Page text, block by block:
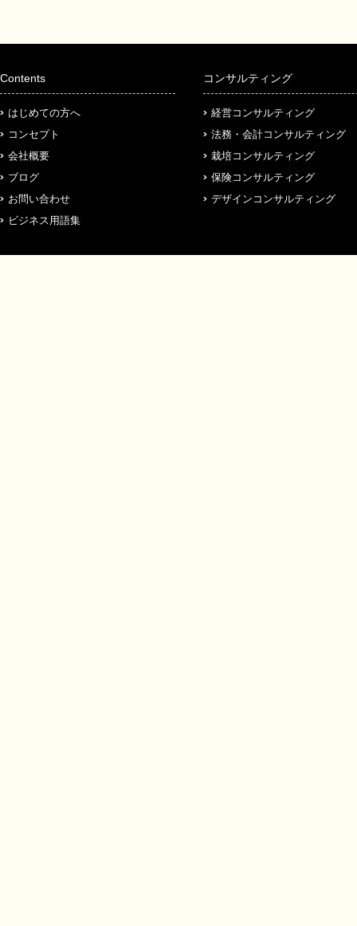
Contents
はじめての方へ
コンセプト
会社概要
ブログ
お問い合わせ
ビジネス用語集
コンサルティング
経営コンサルティング
法務・会計コンサルティング
栽培コンサルティング
保険コンサルティング
デザインコンサルティング